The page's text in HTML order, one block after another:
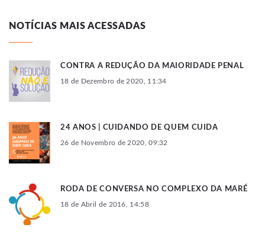
NOTÍCIAS MAIS ACESSADAS
CONTRA A REDUÇÃO DA MAIORIDADE PENAL
18 de Dezembro de 2020, 11:34
24 ANOS | CUIDANDO DE QUEM CUIDA
26 de Novembro de 2020, 09:32
RODA DE CONVERSA NO COMPLEXO DA MARÉ
18 de Abril de 2016, 14:58